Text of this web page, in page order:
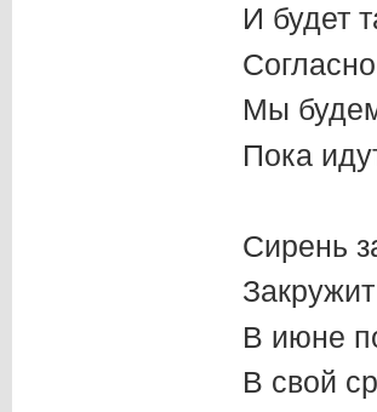
И будет
Мы
Пока
Сирень
В июне
В свой